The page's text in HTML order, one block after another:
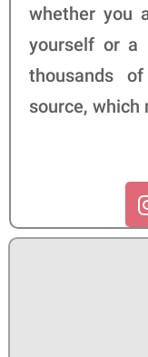
whether you
yourself or a
thousands
source,